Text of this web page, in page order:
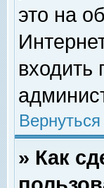
это на
входить
» Как